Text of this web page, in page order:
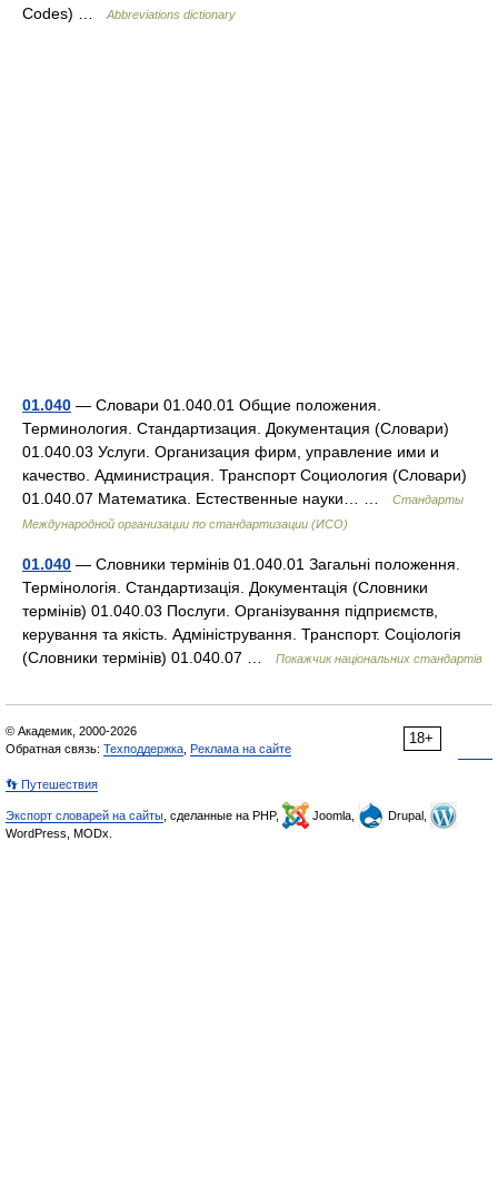
Codes) …
Abbreviations dictionary
01.040 — Словари 01.040.01 Общие положения.
Терминология. Стандартизация. Документация (Словари)
01.040.03 Услуги. Организация фирм, управление ими и
качество. Администрация. Транспорт Социология (Словари)
01.040.07 Математика. Естественные науки… …
Стандарты
Международной организации по стандартизации (ИСО)
01.040 — Словники термінів 01.040.01 Загальні положення.
Термінологія. Стандартизація. Документація (Словники
термінів) 01.040.03 Послуги. Організування підприємств,
керування та якість. Адміністрування. Транспорт. Соціологія
(Словники термінів) 01.040.07 …
Покажчик національних стандартів
18+
© Академик, 2000-2026
Обратная связь: Техподдержка Реклама на сайте
👣 Путешествия
Экспорт словарей на сайты , сделанные на PHP, Joomla,
Drupal,
WordPress, MODx.